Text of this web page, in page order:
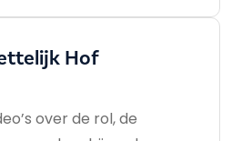
Hof
over de rol, de